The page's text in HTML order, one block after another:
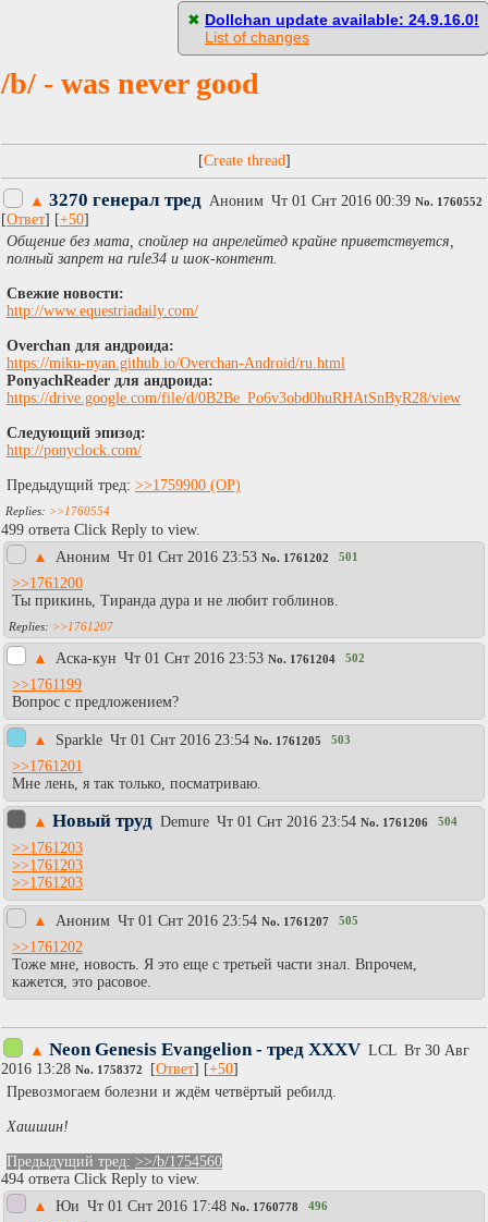
/b/ - was never good
✖ Dollchan update available: 24.9.16.0!
List of changes
[ ]
▲ 3270 генерал тред Аноним Чт 01 Снт 2016 00:39 No. 1760552
[Ответ] [+50]
Общение без мата, спойлер на анрелейтед крайне приветствуется,
полный запрет на rule34 и шок-контент.
Свежие новости:
http://www.equestriadaily.com/
Overchan для андроида:
https://miku-nyan.github.io/Overchan-Android/ru.html
PonyachReader для андроида:
https://drive.google.com/file/d/0B2Be_Po6v3obd0huRHAtSnByR28/view
Следующий эпизод:
http://ponyclock.com/
Предыдущий тред: >>1759900
>>1760554
499 ответа Click Reply to view.
▲
Аноним Чт 01 Снт 2016 23:53 No. 1761202 501
>>1761200
Ты прикинь, Тиранда дура и не любит гоблинов.
>>1761207
▲ Аска-кун Чт 01 Снт 2016 23:53 No. 1761204 502
>>1761199
Вопрос с предложением?
▲ Sparkle Чт 01 Снт 2016 23:54 No. 1761205 503
>>1761201
Мне лень, я так только, посматриваю.
▲ Новый труд Demure Чт 01 Снт 2016 23:54 No. 1761206 504
>>1761203
>>1761203
>>1761203
▲ Аноним Чт 01 Снт 2016 23:54 No. 1761207 505
>>1761202
Тоже мне, новость. Я это еще с третьей части знал. Впрочем,
кажется, это расовое.
▲ Neon Genesis Evangelion - тред XXXV LCL Вт 30 Авг
2016 13:28 No. 1758372 [Ответ] [+50]
Превозмогаем болезни и ждём четвёртый ребилд.
Хашшин!
Предыдущий тред: >>/b/1754560
494 ответа Click Reply to view.
▲
Юи Чт 01 Снт 2016 17:48 No. 1760778 496